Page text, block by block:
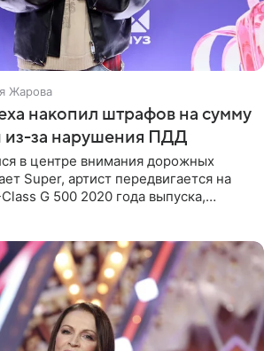
Жарова
накопил штрафов на сумму
из-за нарушения ПДД
в центре внимания дорожных
Super, артист передвигается на
G 500 2020 года выпуска,